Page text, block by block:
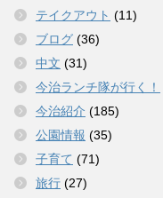
テイクアウト (11)
ブログ (36)
中文 (31)
今治ランチ隊が行く！
今治紹介 (185)
公園情報 (35)
子育て (71)
旅行 (27)